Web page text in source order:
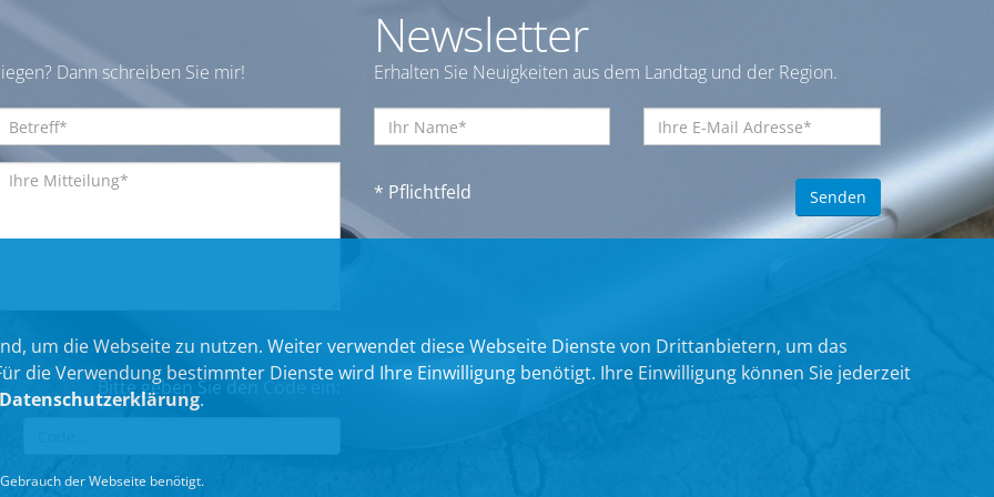
Dann schreiben Sie mir!
Bitte geben Sie den Code ein:
Newsletter
Erhalten Sie Neuigkeiten aus dem Landtag und der Region.
* Pflichtfeld
um die Webseite zu nutzen. Weiter verwendet diese Webseite Dienste von Drittanbietern, um das
die Verwendung bestimmter Dienste wird Ihre Einwilligung benötigt. Ihre Einwilligung können Sie jederzeit
.
der Webseite benötigt.